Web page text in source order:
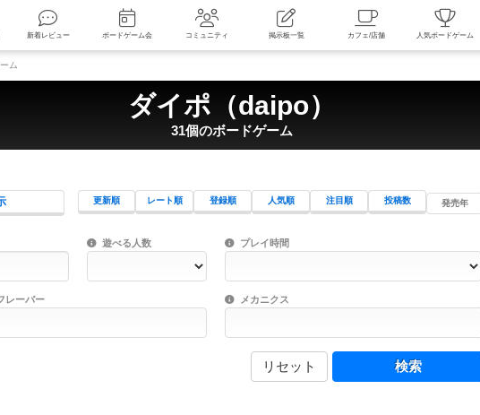
ース 検索 新着レビュー ボードゲーム会 コミュニティ 掲示板一覧 カフェ/店舗
ム
ダイポ（daipo）
31個のボードゲーム
更新順 レート順 登録順 人気順 注目順 投稿数 発売年
リーワード検索ができます。
して検索できます。 プレイ対象人数に含まれるボードゲームを指定します。
遊べる人数 目安となる所要時間を指定することができます。マ
プレイ時間
登場人物などモチーフ・ストーリーを指定することができます。直感的にゲームシステムを理解できるよ
レーバー ゲーム性を構成するコアシステムです。主にボード
メカニクス
リセット